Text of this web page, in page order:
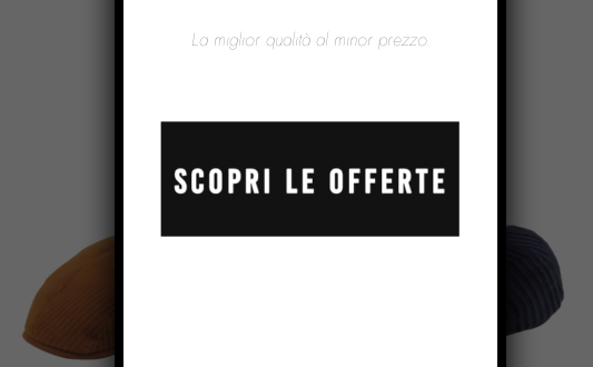
La miglior qualità al minor prezzo.